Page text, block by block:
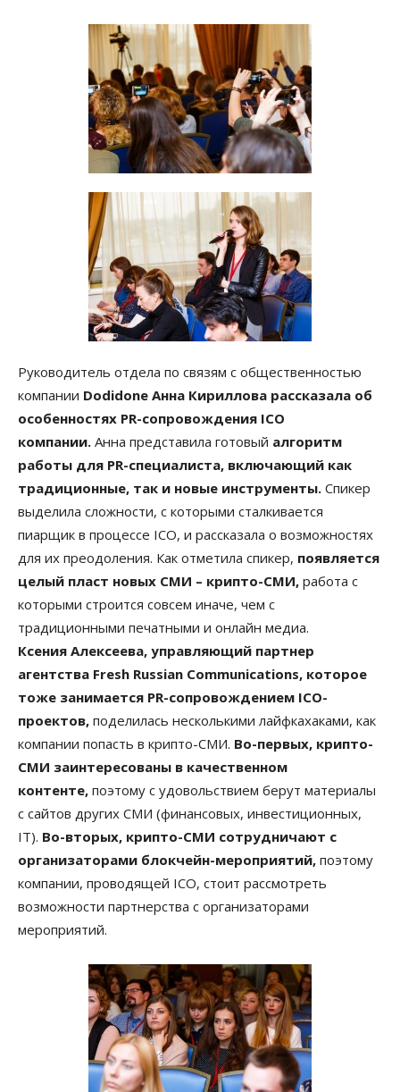
Руководитель отдела по связям с общественностью
компании Dodidone Анна Кириллова рассказала об
особенностях PR-сопровождения ICO
компании. Анна представила готовый алгоритм
работы для PR-специалиста, включающий как
традиционные, так и новые инструменты. Спикер
выделила сложности, с которыми сталкивается
пиарщик в процессе ICO, и рассказала о возможностях
для их преодоления. Как отметила спикер, появляется
целый пласт новых СМИ – крипто-СМИ, работа с
которыми строится совсем иначе, чем с
традиционными печатными и онлайн медиа.
Ксения Алексеева, управляющий партнер
агентства Fresh Russian Communications, которое
тоже занимается PR-сопровождением ICO-
проектов, поделилась несколькими лайфкахаками, как
компании попасть в крипто-СМИ. Во-первых, крипто-
СМИ заинтересованы в качественном
контенте, поэтому с удовольствием берут материалы
с сайтов других СМИ (финансовых, инвестиционных,
IT). Во-вторых, крипто-СМИ сотрудничают с
организаторами блокчейн-мероприятий, поэтому
компании, проводящей ICO, стоит рассмотреть
возможности партнерства с организаторами
мероприятий.